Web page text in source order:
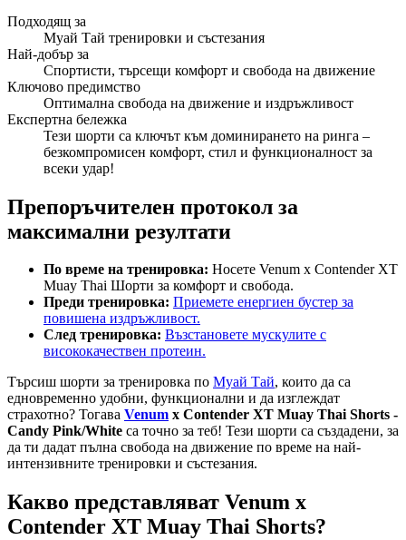
Подходящ за
Муай Тай тренировки и състезания
Най-добър за
Спортисти, търсещи комфорт и свобода на движение
Ключово предимство
Оптимална свобода на движение и издръжливост
Експертна бележка
Тези шорти са ключът към доминирането на ринга –
безкомпромисен комфорт, стил и функционалност за
всеки удар!
Препоръчителен протокол за
максимални резултати
По време на тренировка: Носете Venum x Contender XT
Muay Thai Шорти за комфорт и свобода.
Преди тренировка: Приемете енергиен бустер за
повишена издръжливост.
След тренировка: Възстановете мускулите с
висококачествен протеин.
Търсиш шорти за тренировка по Муай Тай, които да са
едновременно удобни, функционални и да изглеждат
страхотно? Тогава Venum x Contender XT Muay Thai Shorts -
Candy Pink/White са точно за теб! Тези шорти са създадени, за
да ти дадат пълна свобода на движение по време на най-
интензивните тренировки и състезания.
Какво представляват Venum x
Contender XT Muay Thai Shorts?